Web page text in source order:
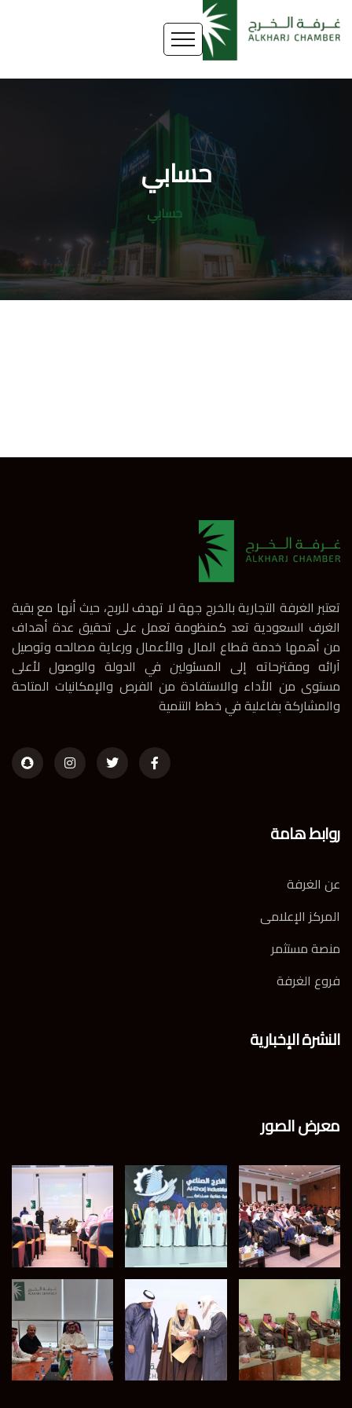
حسابي
حسابي
تعتبر الغرفة التجارية بالخرج جهة لا تهدف للربح، حيث أنها مع بقية
الغرف السعودية تعد كمنظومة تعمل على تحقيق عدة أهداف
من أهمها خدمة قطاع المال والأعمال ورعاية مصالحه وتوصيل
آرائه ومقترحاته إلى المسئولين في الدولة والوصول لأعلى
مستوى من الأداء والاستفادة من الفرص والإمكانيات المتاحة
والمشاركة بفاعلية في خطط التنمية
روابط هامة
عن الغرفة
المركز الإعلامى
منصة مستثمر
فروع الغرفة
النشرة الإخبارية
معرض الصور